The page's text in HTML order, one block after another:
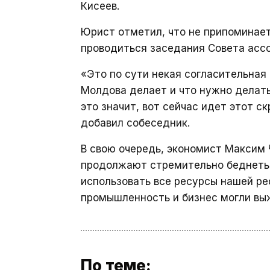
Кисеев.
Юрист отметил, что не
проводиться заседания Совета
«Это по сути некая
Молдова делает и что нужно
это значит, вот сейчас идет этот
добавил собеседник.
В свою очередь, экономист Максим
продолжают стремительно
использовать все ресурсы нашей
промышленность и бизнес могли
По теме: